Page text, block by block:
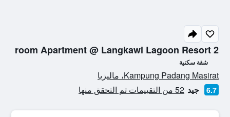
2 room Apartment @ Langkawi Lagoon Resort
شقة سكنية
تقييم فئة 0
Kampung Padang Masirat، ماليزيا
6.7 جيد 52 من التقييمات تم التحقق منها